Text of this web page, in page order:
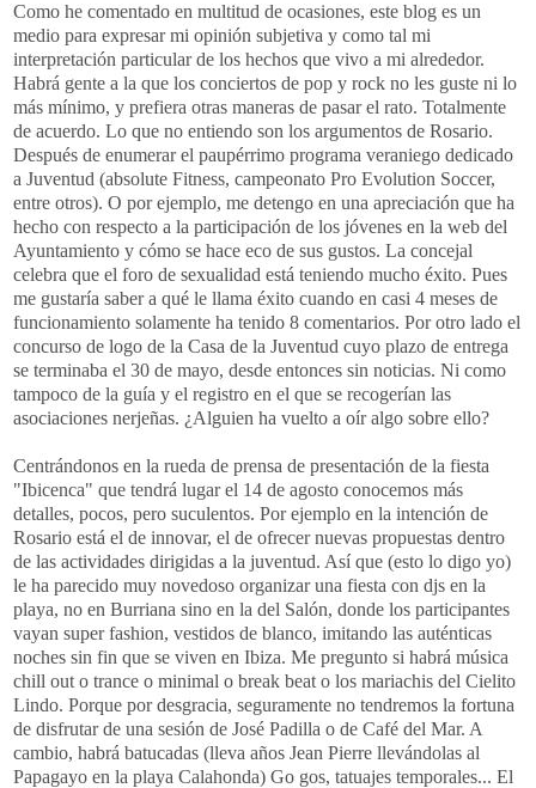
Como he comentado en multitud de ocasiones, este blog es un
medio para expresar mi opinión subjetiva y como tal mi
interpretación particular de los hechos que vivo a mi alrededor.
Habrá gente a la que los conciertos de pop y rock no les guste ni lo
más mínimo, y prefiera otras maneras de pasar el rato. Totalmente
de acuerdo. Lo que no entiendo son los argumentos de Rosario.
Después de enumerar el paupérrimo programa veraniego dedicado
a Juventud (absolute Fitness, campeonato Pro Evolution Soccer,
entre otros). O por ejemplo, me detengo en una apreciación que ha
hecho con respecto a la participación de los jóvenes en la web del
Ayuntamiento y cómo se hace eco de sus gustos. La concejal
celebra que el foro de sexualidad está teniendo mucho éxito. Pues
me gustaría saber a qué le llama éxito cuando en casi 4 meses de
funcionamiento solamente ha tenido 8 comentarios. Por otro lado el
concurso de logo de la Casa de la Juventud cuyo plazo de entrega
se terminaba el 30 de mayo, desde entonces sin noticias. Ni como
tampoco de la guía y el registro en el que se recogerían las
asociaciones nerjeñas. ¿Alguien ha vuelto a oír algo sobre ello?
Centrándonos en la rueda de prensa de presentación de la fiesta
"Ibicenca" que tendrá lugar el 14 de agosto conocemos más
detalles, pocos, pero suculentos. Por ejemplo en la intención de
Rosario está el de innovar, el de ofrecer nuevas propuestas dentro
de las actividades dirigidas a la juventud. Así que (esto lo digo yo)
le ha parecido muy novedoso organizar una fiesta con djs en la
playa, no en Burriana sino en la del Salón, donde los participantes
vayan super fashion, vestidos de blanco, imitando las auténticas
noches sin fin que se viven en Ibiza. Me pregunto si habrá música
chill out o trance o minimal o break beat o los mariachis del Cielito
Lindo. Porque por desgracia, seguramente no tendremos la fortuna
de disfrutar de una sesión de José Padilla o de Café del Mar. A
cambio, habrá batucadas (lleva años Jean Pierre llevándolas al
Papagayo en la playa Calahonda) Go gos, tatuajes temporales... El